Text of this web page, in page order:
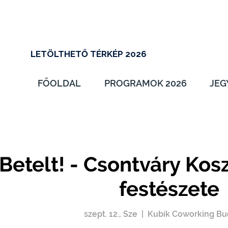
LETÖLTHETŐ TÉRKÉP 2026
FŐOLDAL PROGRAMOK 2026
Betelt! - Csontváry
festészete
szept. 12., Sze Kubik Coworking